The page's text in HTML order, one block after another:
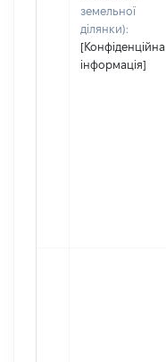
земельної
ділянки):
[Конфіденційна
інформація]